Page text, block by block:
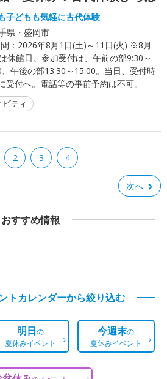
子どもも気軽に古代体験
県・盛岡市
： 2026年8月1日(土)～11日(火) ※8月
休館日。参加受付は、午前の部9:30～
、午後の部13:30～15:00。当日、受付時
受付へ。電話等の事前予約は不可。
ティ
2 3 4
次へ
おすすめ情報
トカレンダーから絞り込む
明日の
夏休みイベント
今週末の
夏休みイベント